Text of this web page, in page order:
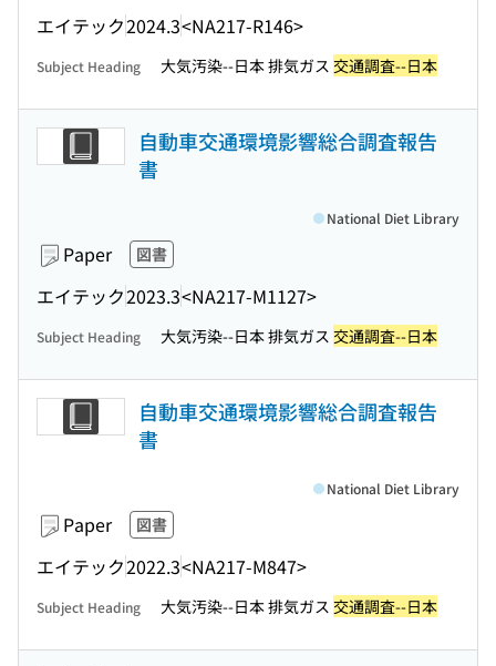
エイテック2024.3<NA217-R146>
Subject Heading 大気汚染--日本 排気ガス 交通調査--日本
自動車交通環境影響総合調査報告
書
Paper 図書
エイテック2023.3<NA217-M1127>
National Diet Library
Subject Heading 大気汚染--日本 排気ガス 交通調査--日本
自動車交通環境影響総合調査報告
書
Paper 図書
エイテック2022.3<NA217-M847>
National Diet Library
Subject Heading 大気汚染--日本 排気ガス 交通調査--日本